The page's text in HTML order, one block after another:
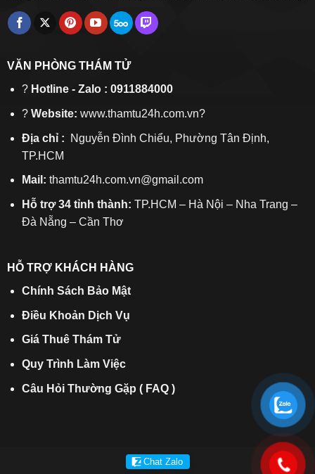
VĂN PHÒNG THÁM TỬ
? Hotline - Zalo : 0911884000
? Website: www.thamtu24h.com.vn?
Địa chỉ :
Nguyễn Đình Chiểu, Phường Tân Định,
TP.HCM
Mail: thamtu24h.com.vn@gmail.com
Hỗ trợ 34 tỉnh thành: TP.HCM – Hà Nội – Nha Trang –
Đà Nẵng – Cần Thơ
HỖ TRỢ KHÁCH HÀNG
Chính Sách Bảo Mật
Điều Khoản Dịch Vụ
Giá Thuê Thám Tử
Quy Trình Làm Việc
Câu Hỏi Thường Gặp ( FAQ )
Chat Zalo